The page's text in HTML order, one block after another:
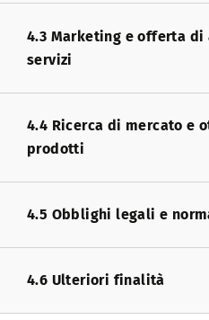
4.3 Marketing e offerta
servizi
4.4 Ricerca di mercato e
prodotti
4.5 Obblighi legali e
4.6 Ulteriori finalità